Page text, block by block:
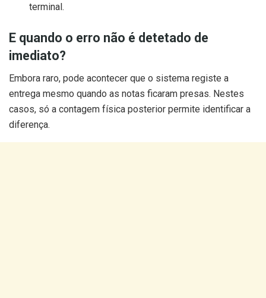
terminal.
E quando o erro não é detetado de
imediato?
Embora raro, pode acontecer que o sistema registe a
entrega mesmo quando as notas ficaram presas. Nestes
casos, só a contagem física posterior permite identificar a
diferença.